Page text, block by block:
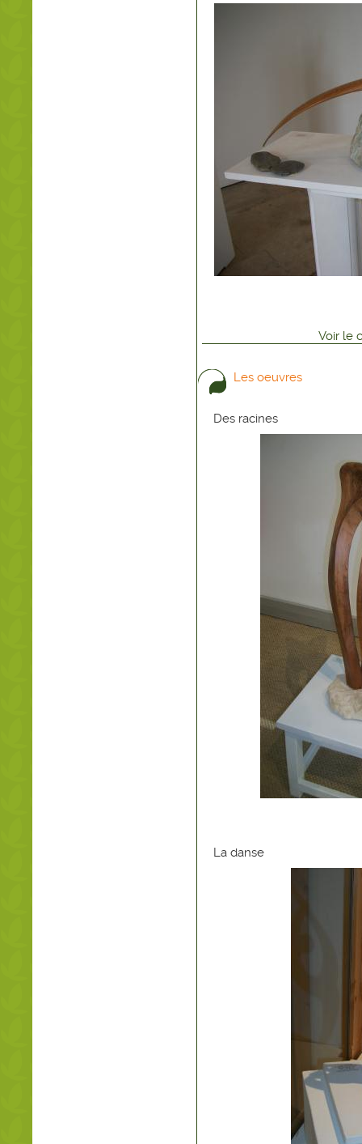
Voir le
Les oeuvres
Des racines
La danse